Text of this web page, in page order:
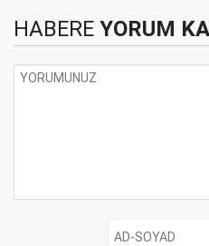
HABERE YORUM